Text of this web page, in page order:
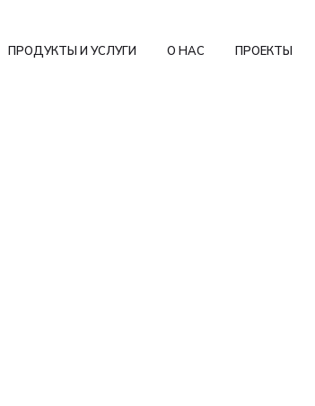
ПРОДУКТЫ И УСЛУГИ О НАС ПРОЕКТЫ